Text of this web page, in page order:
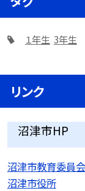
１年生 3年生
リンク
沼津市HP
沼津市教育委員会
沼津市役所